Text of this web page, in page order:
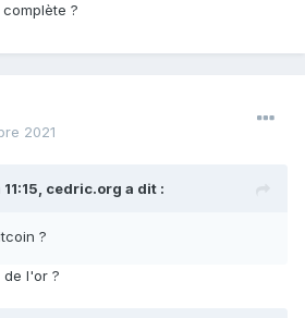
?
2021
cedric.org a dit :
?
de l'or ?